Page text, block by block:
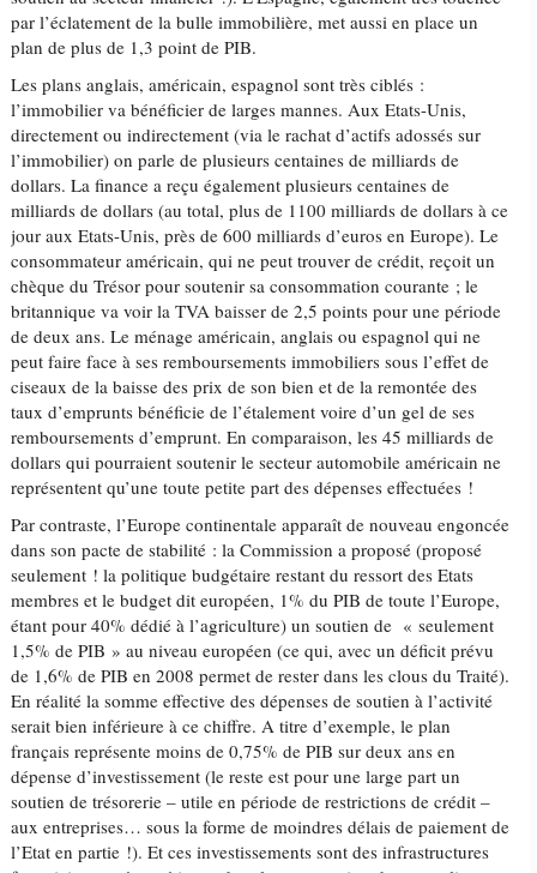
par l’éclatement de la bulle immobilière, met aussi en place un
plan de plus de 1,3 point de PIB.
Les plans anglais, américain, espagnol sont très ciblés :
l’immobilier va bénéficier de larges mannes. Aux Etats-Unis,
directement ou indirectement (via le rachat d’actifs adossés sur
l’immobilier) on parle de plusieurs centaines de milliards de
dollars. La finance a reçu également plusieurs centaines de
milliards de dollars (au total, plus de 1100 milliards de dollars à ce
jour aux Etats-Unis, près de 600 milliards d’euros en Europe). Le
consommateur américain, qui ne peut trouver de crédit, reçoit un
chèque du Trésor pour soutenir sa consommation courante ; le
britannique va voir la TVA baisser de 2,5 points pour une période
de deux ans. Le ménage américain, anglais ou espagnol qui ne
peut faire face à ses remboursements immobiliers sous l’effet de
ciseaux de la baisse des prix de son bien et de la remontée des
taux d’emprunts bénéficie de l’étalement voire d’un gel de ses
remboursements d’emprunt. En comparaison, les 45 milliards de
dollars qui pourraient soutenir le secteur automobile américain ne
représentent qu’une toute petite part des dépenses effectuées !
Par contraste, l’Europe continentale apparaît de nouveau engoncée
dans son pacte de stabilité : la Commission a proposé (proposé
seulement ! la politique budgétaire restant du ressort des Etats
membres et le budget dit européen, 1% du PIB de toute l’Europe,
étant pour 40% dédié à l’agriculture) un soutien de « seulement
1,5% de PIB » au niveau européen (ce qui, avec un déficit prévu
de 1,6% de PIB en 2008 permet de rester dans les clous du Traité).
En réalité la somme effective des dépenses de soutien à l’activité
serait bien inférieure à ce chiffre. A titre d’exemple, le plan
français représente moins de 0,75% de PIB sur deux ans en
dépense d’investissement (le reste est pour une large part un
soutien de trésorerie – utile en période de restrictions de crédit –
aux entreprises… sous la forme de moindres délais de paiement de
l’Etat en partie !). Et ces investissements sont des infrastructures